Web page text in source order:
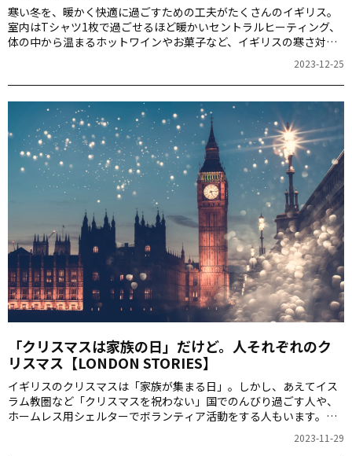
寒い冬を、暖かく快適に過ごすための工夫がたくさんのイギリス。
室内はTシャツ1枚で過ごせるほど暖かいセントラルヒーティング、
体の中から温まるホットワインやお菓子など、イギリスの寒さ対策
について、ロンドンの冬が大好きな宮田華子さんが紹介します。
2023-12-25
「クリスマスは家族の日」だけど。人それぞれのク
リスマス【LONDON STORIES】
イギリスのクリスマスは「家族が集まる日」。しかし、あえてイス
ラム教圏など「クリスマスを祝わない」国でのんびり過ごす人や、
ホームレス用シェルターでボランティア活動をする人もいます。ロ
ンドンに住む宮田華子さんがイギリスのクリスマスについて紹介し
2023-11-29